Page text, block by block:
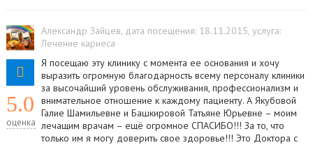
5.0
оценка
Александр Зайцев, дата посещения: 18.11.2015, услуга:
Лечение кариеса
Я посещаю эту клинику с момента ее основания и хочу
выразить огромную благодарность всему персоналу клиники
за высочайший уровень обслуживания, профессионализм и
внимательное отношение к каждому пациенту. А Якубовой
Галие Шамильевне и Башкировой Татьяне Юрьевне – моим
лечащим врачам – ещё огромное СПАСИБО!!! За то, что
только им я могу доверить свое здоровье!!! Это Доктора с